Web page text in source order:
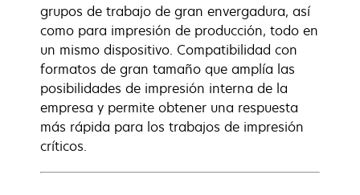
grupos de trabajo de gran envergadura, así
como para impresión de producción, todo en
un mismo dispositivo. Compatibilidad con
formatos de gran tamaño que amplía las
posibilidades de impresión interna de la
empresa y permite obtener una respuesta
más rápida para los trabajos de impresión
críticos.